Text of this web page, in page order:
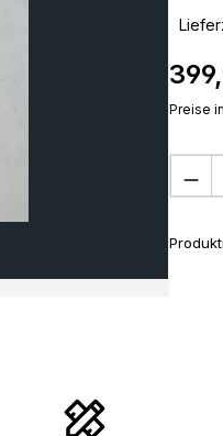
Preise